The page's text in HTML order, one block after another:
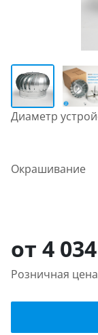
Диаметр
Окрашивание
от 4
Розничная цена